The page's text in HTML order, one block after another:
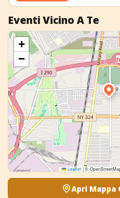
Eventi Vicino A Te
+
−
Leaflet |©
Apri Mappa